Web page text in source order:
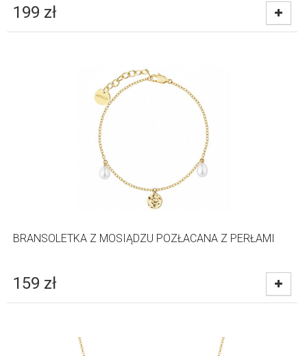
199 zł
BRANSOLETKA Z MOSIĄDZU POZŁACANA Z PERŁAMI
159 zł